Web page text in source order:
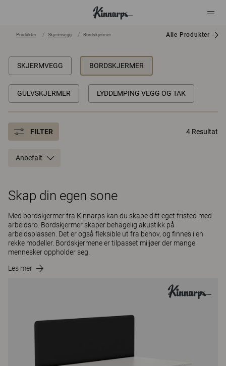
Produkter Skjermvegg Bordskjermer Alle Produkter
SKJERMVEGG BORDSKJERMER
GULVSKJERMER LYDDEMPING VEGG OG TAK
FILTER 4 Resultat
Anbefalt
Skap din egen sone
Med bordskjermer fra Kinnarps kan du skape ditt eget fristed med
arbeidsro. Bordskjermer skaper behagelig akustikk på
arbeidsplassen. Det er også fleksible ut fra behov, og finnes i en
rekke modeller. Bordskjermene er tilpasset miljøer der mange
mennesker oppholder seg.
Les mer